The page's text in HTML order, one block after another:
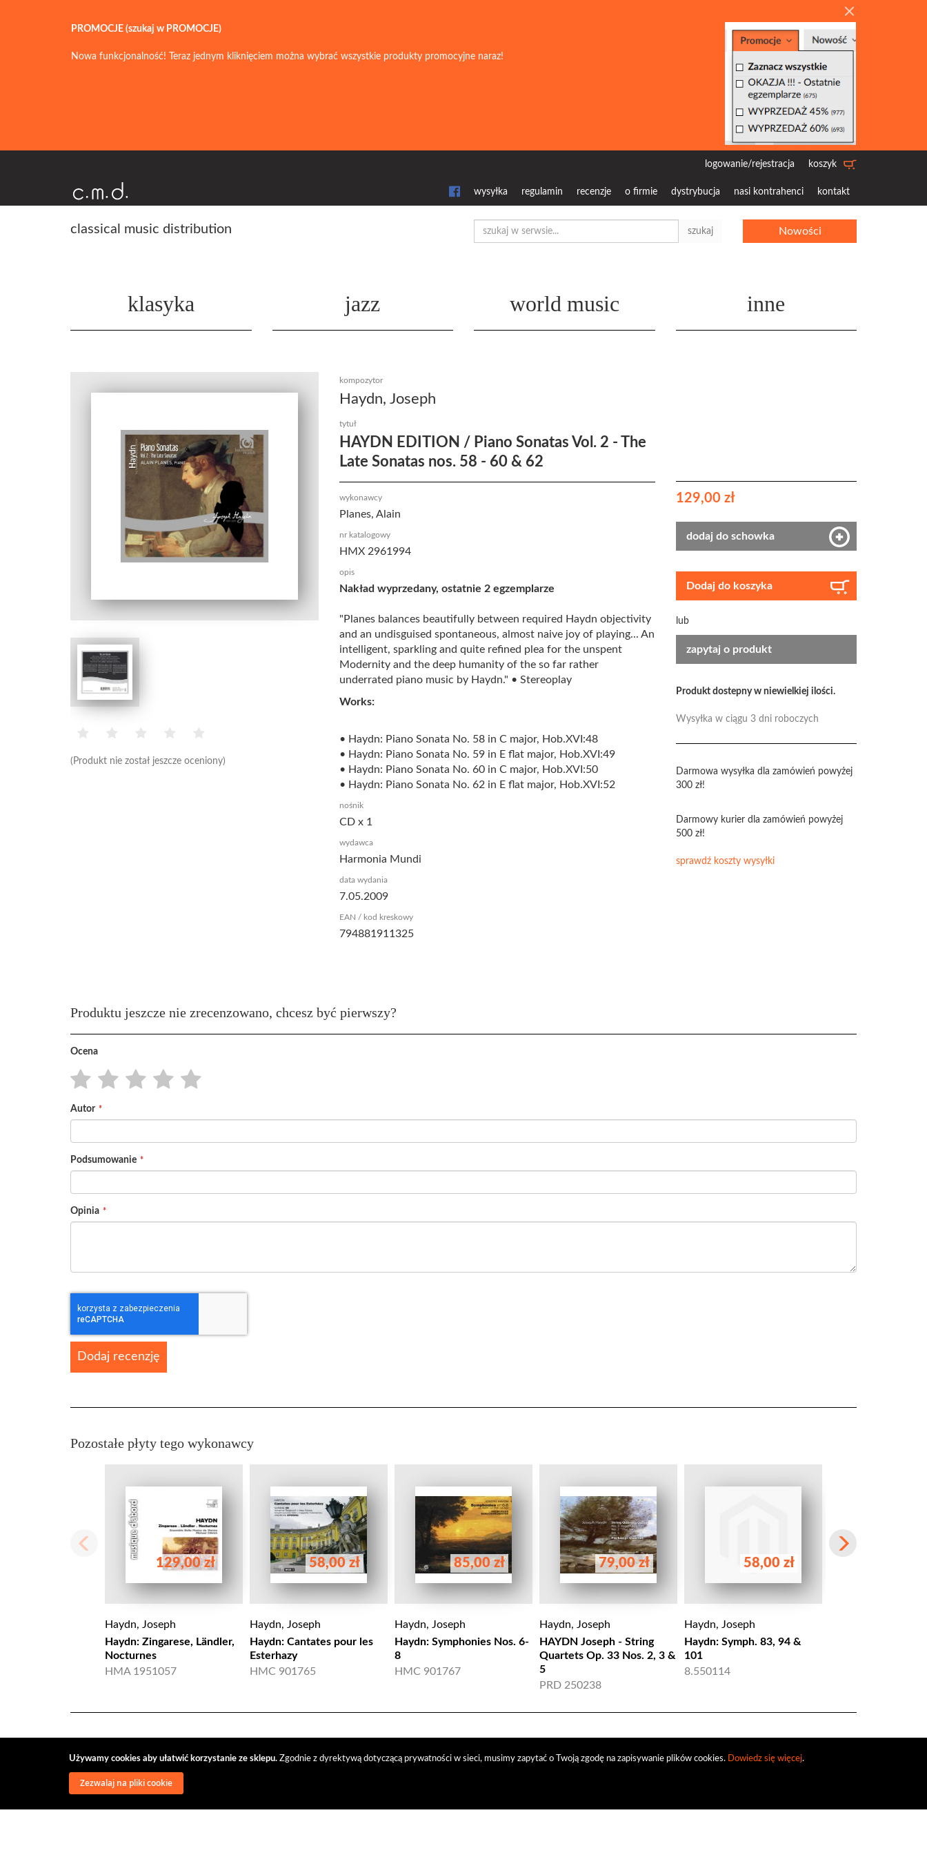
PROMOCJE (szukaj w PROMOCJE)
Nowa funkcjonalność! Teraz jednym kliknięciem można wybrać wszystkie produkty promocyjne naraz!
Używamy cookies aby ułatwić korzystanie ze sklepu. Zgodnie z dyrektywą dotyczącą prywatności w sieci, musimy zapytać o Twoją zgodę na zapisywanie plików cookies. Dowiedz się więcej.
Zezwalaj na pliki cookie
koszyk
logowanie/rejestracja
wysyłka regulamin recenzje o firmie dystrybucja nasi kontrahenci kontakt
classical music distribution szukaj Nowości
klasyka jazz world music inne
(Produkt nie został jeszcze oceniony)
kompozytor
Haydn, Joseph
tytuł
HAYDN EDITION / Piano Sonatas Vol. 2 - The
Late Sonatas nos. 58 - 60 & 62
wykonawcy
Planes, Alain
nr katalogowy
HMX 2961994
opis
Nakład wyprzedany, ostatnie 2 egzemplarze
"Planes balances beautifully between required Haydn objectivity
and an undisguised spontaneous, almost naive joy of playing... An
intelligent, sparkling and quite refined plea for the unspent
Modernity and the deep humanity of the so far rather
underrated piano music by Haydn." • Stereoplay
Works:
• Haydn: Piano Sonata No. 58 in C major, Hob.XVI:48
• Haydn: Piano Sonata No. 59 in E flat major, Hob.XVI:49
• Haydn: Piano Sonata No. 60 in C major, Hob.XVI:50
• Haydn: Piano Sonata No. 62 in E flat major, Hob.XVI:52
nośnik
CD x 1
wydawca
Harmonia Mundi
data wydania
7.05.2009
EAN / kod kreskowy
794881911325
129,00 zł
dodaj do schowka
Dodaj do koszyka
lub
zapytaj o produkt
Produkt dostepny w niewielkiej ilości.
Wysyłka w ciągu 3 dni roboczych
Darmowa wysyłka dla zamówień powyżej
300 zł!
Darmowy kurier dla zamówień powyżej
500 zł!
sprawdź koszty wysyłki
Produktu jeszcze nie zrecenzowano, chcesz być pierwszy?
Ocena
star
stars
stars
stars
stars
Autor
Podsumowanie
Opinia
Dodaj recenzję
Pozostałe płyty tego wykonawcy
129,00 zł
Haydn, Joseph
Haydn: Zingarese, Ländler,
Nocturnes
HMA 1951057
58,00 zł
Haydn, Joseph
Haydn: Cantates pour les
Esterhazy
HMC 901765
85,00 zł
Haydn, Joseph
Haydn: Symphonies Nos. 6-
8
HMC 901767
79,00 zł
Haydn, Joseph
HAYDN Joseph - String
Quartets Op. 33 Nos. 2, 3 &
5
PRD 250238
58,00 zł
Haydn, Joseph
Haydn: Symph. 83, 94 &
101
8.550114